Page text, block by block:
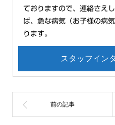
ておりますので、連絡さえ
ば、急な病気（お子様の病
ります。
スタッフイン